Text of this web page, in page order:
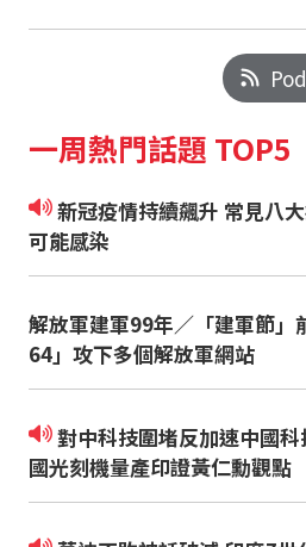
一周熱門話題 TOP5
新冠疫情持續飆升 常見八大症狀 沒發燒也
可能感染
解放軍建軍99年／「建軍節」
64」攻下多個解放軍網站
對中科技圍堵反加速中國科技自主？！中
國光刻機量產印證黃仁勳觀點